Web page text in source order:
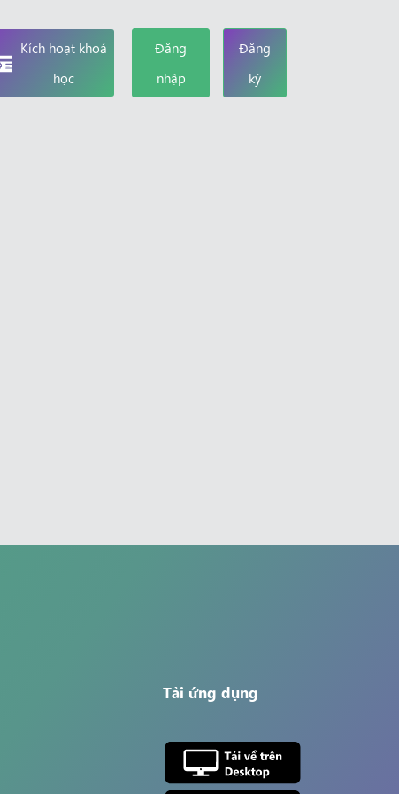
Kích hoạt khoá
học
Đăng
nhập
Đăng
ký
Tải ứng dụng